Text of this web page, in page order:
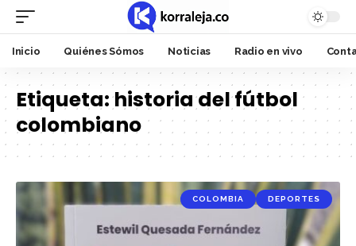
Inicio Quiénes Sómos Noticias Radio en vivo
Etiqueta:historia del fútbol
colombiano
COLOMBIA DEPORTES